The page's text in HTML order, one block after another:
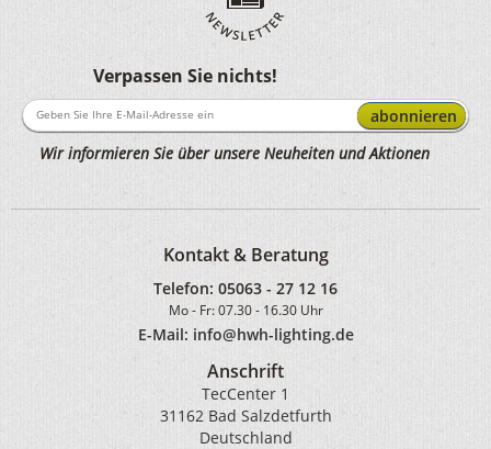
Verpassen Sie nichts!
abonnieren
Wir informieren Sie über unsere Neuheiten und Aktionen
Kontakt & Beratung
Telefon: 05063 - 27 12 16
Mo - Fr: 07.30 - 16.30 Uhr
E-Mail: info@hwh-lighting.de
Anschrift
TecCenter 1
31162 Bad Salzdetfurth
Deutschland